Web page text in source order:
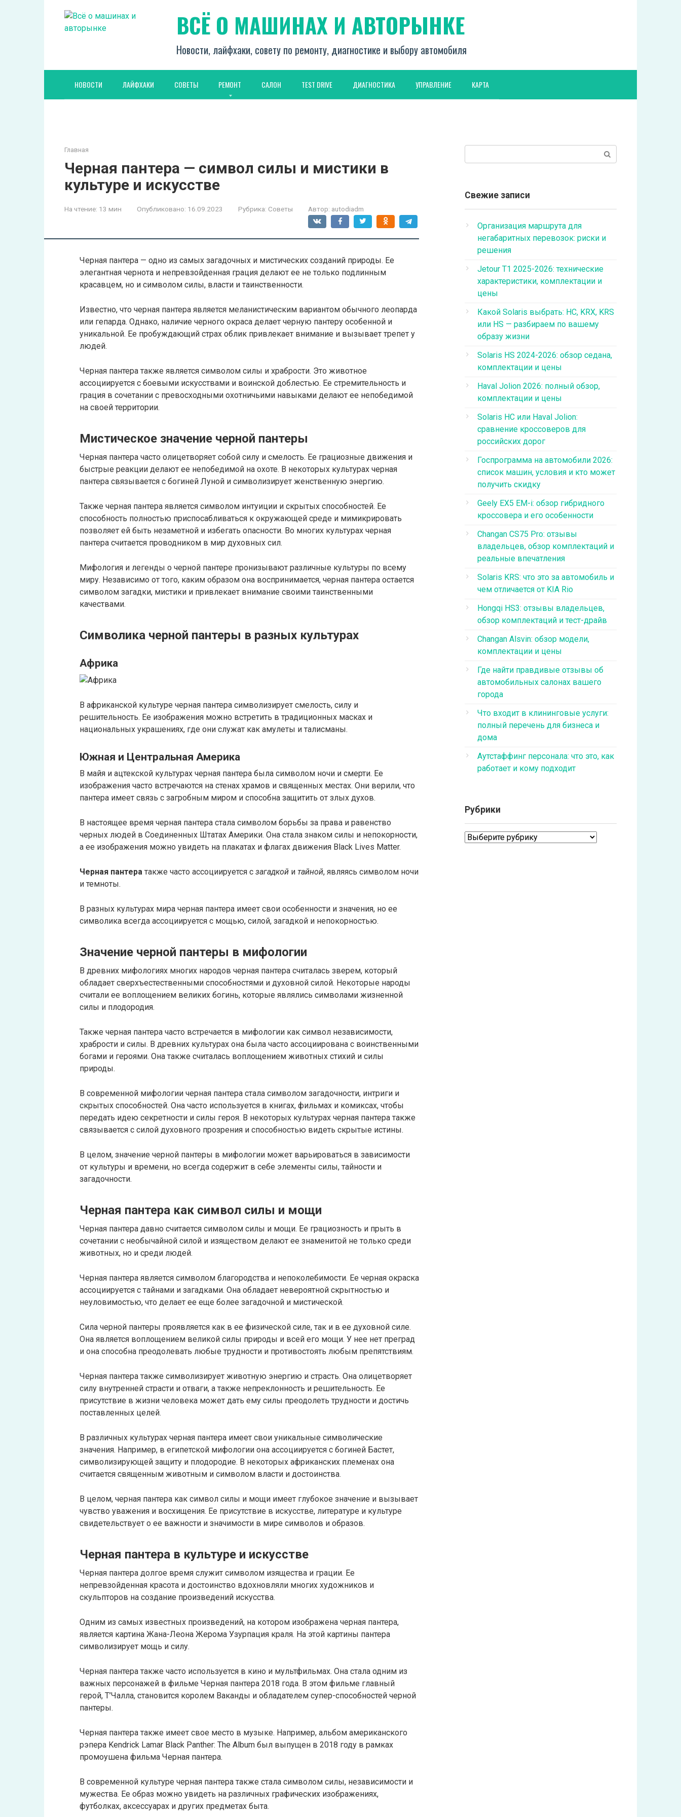
ВСЁ О МАШИНАХ И АВТОРЫНКЕ
Новости, лайфхаки, совету по ремонту, диагностике и выбору автомобиля
НОВОСТИ ЛАЙФХАКИ СОВЕТЫ РЕМОНТ САЛОН TEST DRIVE ДИАГНОСТИКА УПРАВЛЕНИЕ КАРТА
Главная
Черная пантера — символ силы и мистики в
культуре и искусстве
На чтение: 13 мин Опубликовано: 16.09.2023 Рубрика: Советы Автор: autodiadm
Черная пантера — одно из самых загадочных и мистических созданий природы. Ее
элегантная чернота и непревзойденная грация делают ее не только подлинным
красавцем, но и символом силы, власти и таинственности.
Известно, что черная пантера является меланистическим вариантом обычного леопарда
или гепарда. Однако, наличие черного окраса делает черную пантеру особенной и
уникальной. Ее пробуждающий страх облик привлекает внимание и вызывает трепет у
людей.
Черная пантера также является символом силы и храбрости. Это животное
ассоциируется с боевыми искусствами и воинской доблестью. Ее стремительность и
грация в сочетании с превосходными охотничьими навыками делают ее непобедимой
на своей территории.
Мистическое значение черной пантеры
Черная пантера часто олицетворяет собой силу и смелость. Ее грациозные движения и
быстрые реакции делают ее непобедимой на охоте. В некоторых культурах черная
пантера связывается с богиней Луной и символизирует женственную энергию.
Также черная пантера является символом интуиции и скрытых способностей. Ее
способность полностью приспосабливаться к окружающей среде и мимикрировать
позволяет ей быть незаметной и избегать опасности. Во многих культурах черная
пантера считается проводником в мир духовных сил.
Мифология и легенды о черной пантере пронизывают различные культуры по всему
миру. Независимо от того, каким образом она воспринимается, черная пантера остается
символом загадки, мистики и привлекает внимание своими таинственными
качествами.
Символика черной пантеры в разных культурах
Африка
В африканской культуре черная пантера символизирует смелость, силу и
решительность. Ее изображения можно встретить в традиционных масках и
национальных украшениях, где они служат как амулеты и талисманы.
Южная и Центральная Америка
В майя и ацтекской культурах черная пантера была символом ночи и смерти. Ее
изображения часто встречаются на стенах храмов и священных местах. Они верили, что
пантера имеет связь с загробным миром и способна защитить от злых духов.
В настоящее время черная пантера стала символом борьбы за права и равенство
черных людей в Соединенных Штатах Америки. Она стала знаком силы и непокорности,
а ее изображения можно увидеть на плакатах и флагах движения Black Lives Matter.
Черная пантера также часто ассоциируется с загадкой и тайной, являясь символом ночи
и темноты.
В разных культурах мира черная пантера имеет свои особенности и значения, но ее
символика всегда ассоциируется с мощью, силой, загадкой и непокорностью.
Значение черной пантеры в мифологии
В древних мифологиях многих народов черная пантера считалась зверем, который
обладает сверхъестественными способностями и духовной силой. Некоторые народы
считали ее воплощением великих богинь, которые являлись символами жизненной
силы и плодородия.
Также черная пантера часто встречается в мифологии как символ независимости,
храбрости и силы. В древних культурах она была часто ассоциирована с воинственными
богами и героями. Она также считалась воплощением животных стихий и силы
природы.
В современной мифологии черная пантера стала символом загадочности, интриги и
скрытых способностей. Она часто используется в книгах, фильмах и комиксах, чтобы
передать идею секретности и силы героя. В некоторых культурах черная пантера также
связывается с силой духовного прозрения и способностью видеть скрытые истины.
В целом, значение черной пантеры в мифологии может варьироваться в зависимости
от культуры и времени, но всегда содержит в себе элементы силы, тайности и
загадочности.
Черная пантера как символ силы и мощи
Черная пантера давно считается символом силы и мощи. Ее грациозность и прыть в
сочетании с необычайной силой и изяществом делают ее знаменитой не только среди
животных, но и среди людей.
Черная пантера является символом благородства и непоколебимости. Ее черная окраска
ассоциируется с тайнами и загадками. Она обладает невероятной скрытностью и
неуловимостью, что делает ее еще более загадочной и мистической.
Сила черной пантеры проявляется как в ее физической силе, так и в ее духовной силе.
Она является воплощением великой силы природы и всей его мощи. У нее нет преград
и она способна преодолевать любые трудности и противостоять любым препятствиям.
Черная пантера также символизирует животную энергию и страсть. Она олицетворяет
силу внутренней страсти и отваги, а также непреклонность и решительность. Ее
присутствие в жизни человека может дать ему силы преодолеть трудности и достичь
поставленных целей.
В различных культурах черная пантера имеет свои уникальные символические
значения. Например, в египетской мифологии она ассоциируется с богиней Бастет,
символизирующей защиту и плодородие. В некоторых африканских племенах она
считается священным животным и символом власти и достоинства.
В целом, черная пантера как символ силы и мощи имеет глубокое значение и вызывает
чувство уважения и восхищения. Ее присутствие в искусстве, литературе и культуре
свидетельствует о ее важности и значимости в мире символов и образов.
Черная пантера в культуре и искусстве
Черная пантера долгое время служит символом изящества и грации. Ее
непревзойденная красота и достоинство вдохновляли многих художников и
скульпторов на создание произведений искусства.
Одним из самых известных произведений, на котором изображена черная пантера,
является картина Жана-Леона Жерома Узурпация краля. На этой картины пантера
символизирует мощь и силу.
Черная пантера также часто используется в кино и мультфильмах. Она стала одним из
важных персонажей в фильме Черная пантера 2018 года. В этом фильме главный
герой, Т’Чалла, становится королем Ваканды и обладателем супер-способностей черной
пантеры.
Черная пантера также имеет свое место в музыке. Например, альбом американского
рэпера Kendrick Lamar Black Panther: The Album был выпущен в 2018 году в рамках
промоушена фильма Черная пантера.
В современной культуре черная пантера также стала символом силы, независимости и
мужества. Ее образ можно увидеть на различных графических изображениях,
футболках, аксессуарах и других предметах быта.
Свежие записи
Организация маршрута для
негабаритных перевозок: риски и
решения
Jetour T1 2025-2026: технические
характеристики, комплектации и
цены
Какой Solaris выбрать: HC, KRX, KRS
или HS — разбираем по вашему
образу жизни
Solaris HS 2024-2026: обзор седана,
комплектации и цены
Haval Jolion 2026: полный обзор,
комплектации и цены
Solaris HC или Haval Jolion:
сравнение кроссоверов для
российских дорог
Госпрограмма на автомобили 2026:
список машин, условия и кто может
получить скидку
Geely EX5 EM-i: обзор гибридного
кроссовера и его особенности
Changan CS75 Pro: отзывы
владельцев, обзор комплектаций и
реальные впечатления
Solaris KRS: что это за автомобиль и
чем отличается от KIA Rio
Hongqi HS3: отзывы владельцев,
обзор комплектаций и тест-драйв
Changan Alsvin: обзор модели,
комплектации и цены
Где найти правдивые отзывы об
автомобильных салонах вашего
города
Что входит в клининговые услуги:
полный перечень для бизнеса и
дома
Аутстаффинг персонала: что это, как
работает и кому подходит
Рубрики
Рубрики